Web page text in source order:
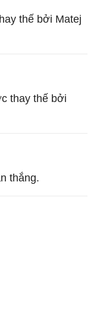
thế bởi Matej
thay thế bởi
thắng.